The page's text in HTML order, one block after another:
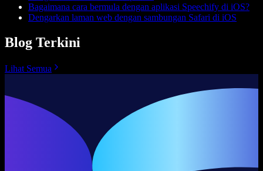
Bagaimana cara bermula dengan aplikasi Speechify di iOS?
Dengarkan laman web dengan sambungan Safari di iOS
Blog Terkini
Lihat Semua